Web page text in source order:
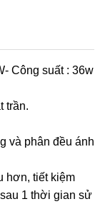
Công suất : 36w
trần.
và phân đều ánh
hơn, tiết kiệm
1 thời gian sử